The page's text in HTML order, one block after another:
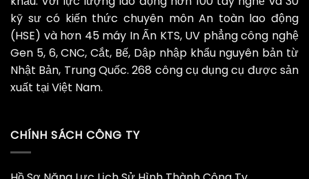
kỹ sư có kiến thức chuyên môn An toàn lao động
(HSE) và hơn 45 máy In Ấn KTS, UV phẳng công nghệ
Gen 5, 6, CNC, Cắt, Bế, Dập nhập khẩu nguyên bản từ
Nhật Bản, Trung Quốc. 268 công cụ dụng cụ được sản
xuất tại Việt Nam.
CHÍNH SÁCH CÔNG TY